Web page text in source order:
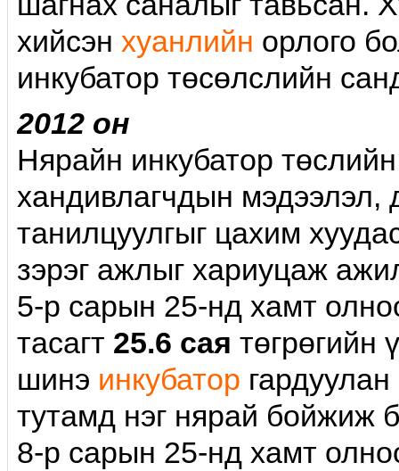
хийсэн хуанлийн орлого
инкубатор төсөлслийн
2012 он
Нярайн инкубатор
хандивлагчдын мэдээлэл,
танилцуулгыг цахим
зэрэг ажлыг хариуцаж
5-р сарын 25-нд хамт
тасагт 25.6 сая төгрөгийн
шинэ инкубатор
тутамд нэг нярай бойжиж
8-р сарын 25-нд хамт